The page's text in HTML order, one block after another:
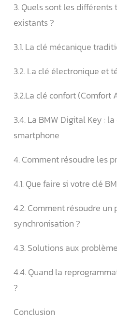
3. Quels sont les différents
existants ?
3.1. La clé mécanique
3.2. La clé électronique et
3.2.La clé confort (Comfort
3.4. La BMW Digital Key :
smartphone
4. Comment résoudre les
4.1. Que faire si votre clé
4.2. Comment résoudre un
synchronisation ?
4.3. Solutions aux
4.4. Quand la
?
Conclusion